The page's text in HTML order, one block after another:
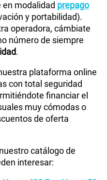
modalidad prepago
y portabilidad).
operadora, cámbiate
número de siempre
.
plataforma online
con total seguridad
financiar el
muy cómodas o
de oferta
catálogo de
interesar: